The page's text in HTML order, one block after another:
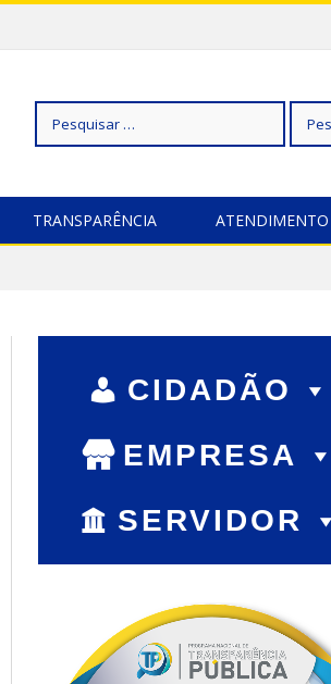
Pesquisar
TRANSPARÊNCIA ATENDIMENTO
CIDADÃO
EMPRESA
SERVIDOR